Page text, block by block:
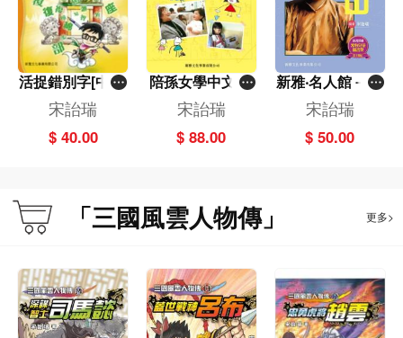
活捉錯別字[中文
第一教室]
宋詒瑞
$ 40.00
陪孫女學中文－
語文教育開啟孩
子潛能[祖孫教養
學堂]
宋詒瑞
$ 88.00
新雅‧名人館－國
父‧孫中山
宋詒瑞
$ 50.00
「三國風雲人物傳」 更多>